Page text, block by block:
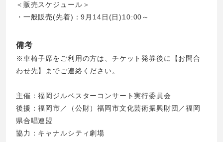
＜販売スケジュール＞
・一般販売(先着)：9月14日(日)10:00～
備考
※車椅子席をご利用の方は、チケット発券後に【お問合
わせ先】までご連絡ください。
主催：福岡ジルベスターコンサート実行委員会
後援：福岡市／（公財）福岡市文化芸術振興財団／福岡
県合唱連盟
協力：キャナルシティ劇場